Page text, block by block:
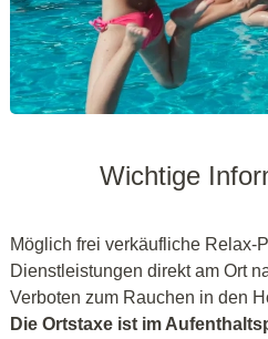
Wichtige
Möglich frei verkäufliche Relax-
Dienstleistungen direkt am Ort
Verboten zum Rauchen in den
Die Ortstaxe ist im